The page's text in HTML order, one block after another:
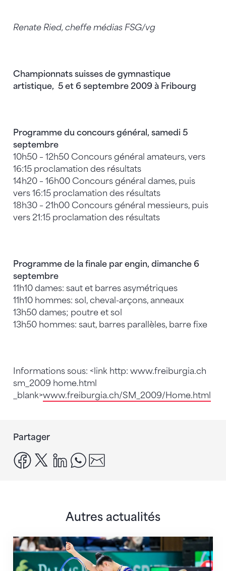
Renate Ried, cheffe médias FSG/vg
Championnats suisses de gymnastique
artistique, 5 et 6 septembre 2009 à Fribourg
Programme du concours général, samedi 5
septembre
10h50 – 12h50 Concours général amateurs, vers
16:15 proclamation des résultats
14h20 – 16h00 Concours général dames, puis
vers 16:15 proclamation des résultats
18h30 – 21h00 Concours général messieurs, puis
vers 21:15 proclamation des résultats
Programme de la finale par engin, dimanche 6
septembre
11h10 dames: saut et barres asymétriques
11h10 hommes: sol, cheval-arçons, anneaux
13h50 dames; poutre et sol
13h50 hommes: saut, barres parallèles, barre fixe
Informations sous: <link http: www.freiburgia.ch
sm_2009 home.html
_blank>www.freiburgia.ch/SM_2009/Home.html
Partager
facebook
x linkedinwhatsapp
Autres actualités
Prochaine étape : les Championnats du monde